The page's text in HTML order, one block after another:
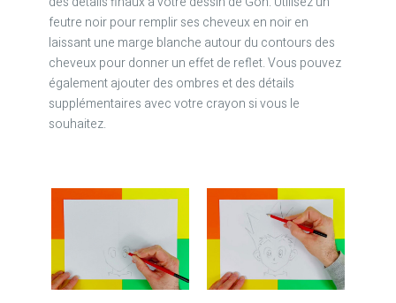
feutre noir pour remplir ses cheveux en noir en
laissant une marge blanche autour du contours des
cheveux pour donner un effet de reflet. Vous pouvez
également ajouter des ombres et des détails
supplémentaires avec votre crayon si vous le
souhaitez.